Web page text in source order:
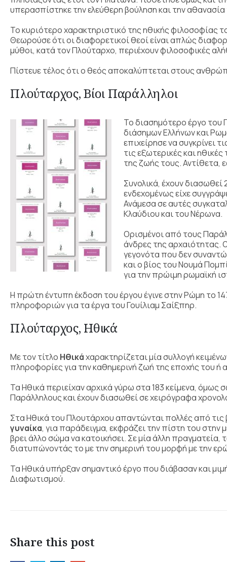
υπερασπίστηκε την ελεύθερη βούληση και την αθανασία
Το κυριότερο χαρακτηριστικό της ηθικής φιλοσοφίας
Θεωρούσε ότι οι διαφορετικοί θεοί είναι απλώς
μύθοι, κατά τον Πλούταρχο, περιέχουν φιλοσοφικές
Πίστευε τέλος ότι ο θεός αποκαλύπτεται στους
Πλούταρχος, Βίοι Παράλληλοι
Το διασημότερο έργο του
διάσημων Ελλήνων και
επιχείρησε να συγκρίνει
τις εξωτερικές και
της ζωής τους. Αντίθετα,
Συνολικά, έχουν διασωθεί
ενδεχομένως είχε
Ανάμεσα σε αυτές
Κλαύδιου και του Νέρωνα.
Ορισμένοι από τους
άνδρες της αρχαιότητας.
γεγονότα που δεν
και ο βίος του Νουμά
για την πρώιμη ρωμαϊκή
Η πρώτη έντυπη έκδοση του έργου έγινε στην Ρώμη το
πληροφοριών για τα έργα του Γουίλιαμ Σαίξπηρ.
Πλούταρχος, Ηθικά
Με τον τίτλο Ηθικάχαρακτηρίζεται μία συλλογή
πληροφορίες για την καθημερινή ζωή της εποχής του ή
Τα Ηθικά περιείχαν αρχικά γύρω στα 183 κείμενα,
Παράλληλους και έχουν διασωθεί σε χειρόγραφα
Στα Ηθικά του Πλουτάρχου απαντώνται πολλές από τις
γυναίκα, για παράδειγμα, εκφράζει την πίστη του
βρει άλλο σώμα να κατοικήσει. Σε μία άλλη πραγματεία,
διατυπώνοντάς το με την σημερινή του μορφή με την
Τα Ηθικά υπήρξαν σημαντικό έργο που διάβασαν και
Διαφωτισμού.
Share this post